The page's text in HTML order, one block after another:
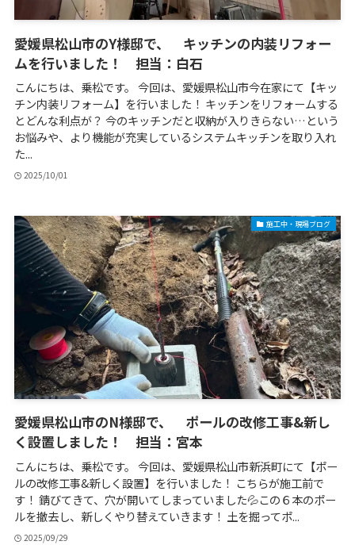
愛媛県松山市のY様邸で、 キッチンの内装リフォー
ムを行いました！ 担当：白石
こんにちは、乗松です。 今回は、愛媛県松山市今在家にて【キッ
チン内装リフォーム】を行いました！ キッチンをリフォームする
とどんな利点が？ 今のキッチンだと収納が入りきらない…という
お悩みや、より機能が充実しているシステムキッチンを取り入れ
た...
2025/10/01
施工中・現場ブログ
愛媛県松山市のN様邸で、 ポールの改修工事&新し
く設置しました！ 担当：宮本
こんにちは、乗松です。 今回は、愛媛県松山市新浜町にて【ポー
ルの改修工事&新しく設置】を行いました！ こちらが施工前で
す！ 錆びてきて、穴が開いてしまっていました💦この６本のポー
ルを撤去し、新しくやり替えていきます！ 土を掘ってポ...
2025/09/29